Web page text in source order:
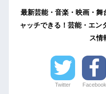
最新芸能・音楽・映画・舞
ャッチできる！芸能・エン
ス情
Twitter Facebook